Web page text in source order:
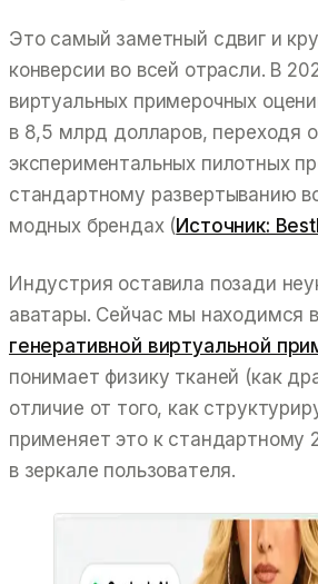
Это самый заметный сдвиг и
конверсии во всей отрасли. В
виртуальных примерочных
в 8,5 млрд долларов, переходя
экспериментальных пилотных
стандартному развертыванию
модных брендах (Источник:
Индустрия оставила позади
аватары. Сейчас мы находимся
генеративной виртуальной
понимает физику тканей (как
отличие от того, как
применяет это к стандартному
в зеркале пользователя.